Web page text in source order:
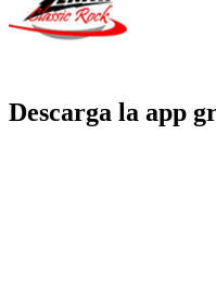
Descarga la app